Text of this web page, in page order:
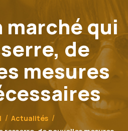
marché qui
de
mesures
Actualités